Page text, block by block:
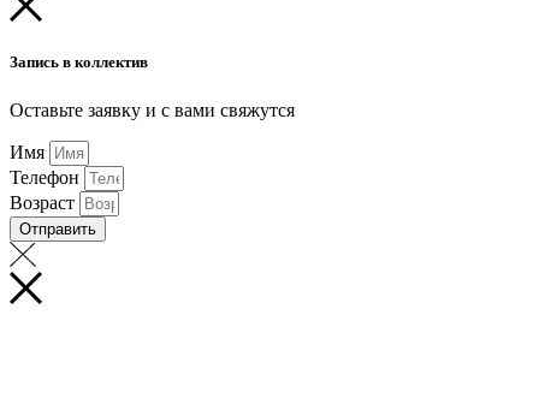
Запись в коллектив
Оставьте заявку и с вами свяжутся
Имя
Телефон
Возраст
Отправить